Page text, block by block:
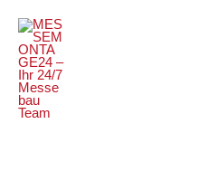
Inhalt
springen